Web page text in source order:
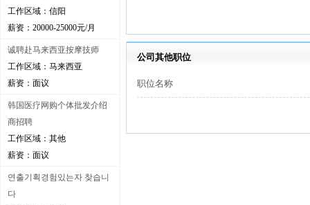
工作区域：信阳
薪资：20000-25000元/月
诚聘赴马来西亚按摩技师
工作区域：马来西亚
薪资：面议
韩国医疗网购个体批发介绍
商招聘
工作区域：其他
薪资：面议
연출기획경험있는자 찾습니
다
公司其他职位
职位名称